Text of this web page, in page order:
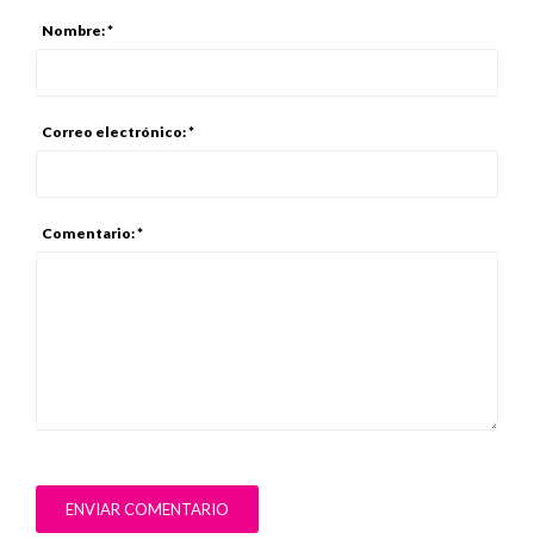
Nombre: *
Correo electrónico: *
Comentario: *
ENVIAR COMENTARIO